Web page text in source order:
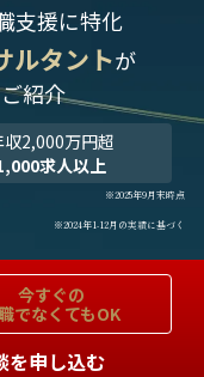
支援に特化
ルタントが
紹介
収2,000万円超
求人以上
※2025年9月末時点
※2024年1-12月の実績に基づく
今すぐの
でなくてもOK
を申し込む